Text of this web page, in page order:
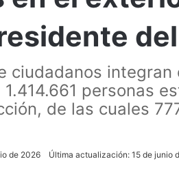
ciudadanos
personas
de las cuales
de 2026 Última actualización: 15 de junio